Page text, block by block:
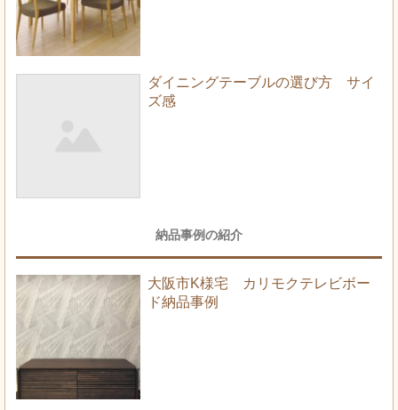
ダイニングテーブルの選び方 サイ
ズ感
納品事例の紹介
大阪市K様宅 カリモクテレビボー
ド納品事例